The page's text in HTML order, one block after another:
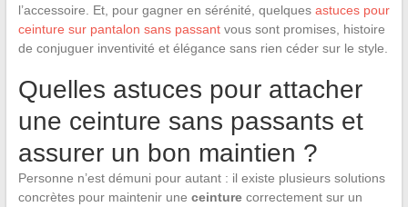
l’accessoire. Et, pour gagner en sérénité, quelques astuces pour
ceinture sur pantalon sans passantvous sont promises, histoire
de conjuguer inventivité et élégance sans rien céder sur le style.
Quelles astuces pour attacher
une ceinture sans passants et
assurer un bon maintien ?
Personne n’est démuni pour autant : il existe plusieurs solutions
concrètes pour maintenir une ceinturecorrectement sur un